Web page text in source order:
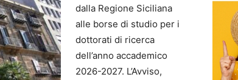
dalla Regione Siciliana
alle borse di studio per i
dottorati di ricerca
dell’anno accademico
2026-2027. L’Avviso,